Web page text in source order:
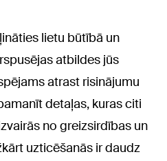
lietu būtībā un
atbildes jūs
atrast risinājumu
detaļas, kuras citi
no greizsirdības un
uzticēšanās ir daudz